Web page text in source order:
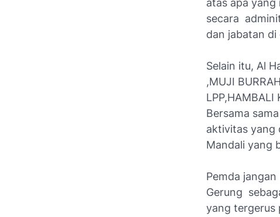
atas apa
secara
dan jabatan di
Selain itu, Al
,MUJI
LPP,HAMBALI
Bersama
aktivitas yang
Mandali yang
Pemda
Gerung
yang tergerus